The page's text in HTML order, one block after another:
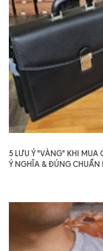
5 LƯU Ý "VÀNG" KHI MUA
Ý NGHĨA & ĐÚNG CHUẨN